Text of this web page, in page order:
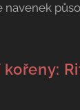
navenek
kořeny: